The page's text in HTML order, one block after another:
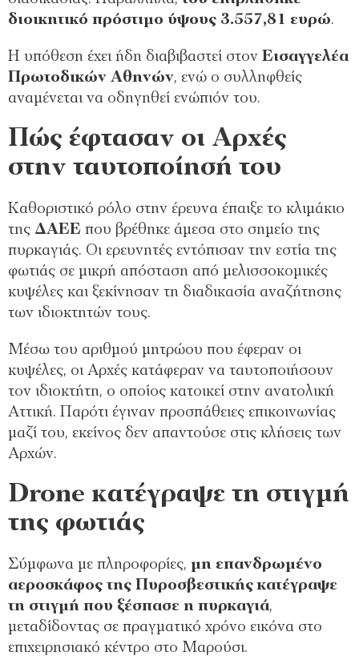
διοικητικό πρόστιμο ύψους 3.557,81 ευρώ.
Η υπόθεση έχει ήδη διαβιβαστεί στον Εισαγγελέα
Πρωτοδικών Αθηνών, ενώ ο συλληφθείς
αναμένεται να οδηγηθεί ενώπιόν του.
Πώς έφτασαν οι Αρχές
στην ταυτοποίησή του
Καθοριστικό ρόλο στην έρευνα έπαιξε το κλιμάκιο
της ΔΑΕΕ που βρέθηκε άμεσα στο σημείο της
πυρκαγιάς. Οι ερευνητές εντόπισαν την εστία της
φωτιάς σε μικρή απόσταση από μελισσοκομικές
κυψέλες και ξεκίνησαν τη διαδικασία αναζήτησης
των ιδιοκτητών τους.
Μέσω του αριθμού μητρώου που έφεραν οι
κυψέλες, οι Αρχές κατάφεραν να ταυτοποιήσουν
τον ιδιοκτήτη, ο οποίος κατοικεί στην ανατολική
Αττική. Παρότι έγιναν προσπάθειες επικοινωνίας
μαζί του, εκείνος δεν απαντούσε στις κλήσεις των
Αρχών.
Drone κατέγραψε τη στιγμή
της φωτιάς
Σύμφωνα με πληροφορίες, μη επανδρωμένο
αεροσκάφος της Πυροσβεστικής κατέγραψε
τη στιγμή που ξέσπασε η πυρκαγιά,
μεταδίδοντας σε πραγματικό χρόνο εικόνα στο
επιχειρησιακό κέντρο στο Μαρούσι.